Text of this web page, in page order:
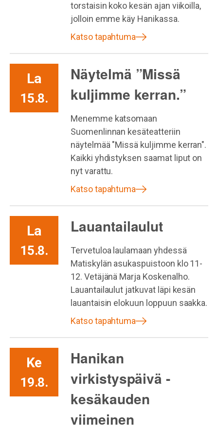
torstaisin koko kesän ajan viikoilla,
jolloin emme käy Hanikassa.
Katso tapahtuma
La
15.8.
Näytelmä ”Missä
kuljimme kerran.”
Menemme katsomaan
Suomenlinnan kesäteatteriin
näytelmää "Missä kuljimme kerran".
Kaikki yhdistyksen saamat liput on
nyt varattu.
Katso tapahtuma
La
15.8.
Lauantailaulut
Tervetuloa laulamaan yhdessä
Matiskylän asukaspuistoon klo 11-
12. Vetäjänä Marja Koskenalho.
Lauantailaulut jatkuvat läpi kesän
lauantaisin elokuun loppuun saakka.
Katso tapahtuma
Ke
19.8.
Hanikan
virkistyspäivä -
kesäkauden
viimeinen